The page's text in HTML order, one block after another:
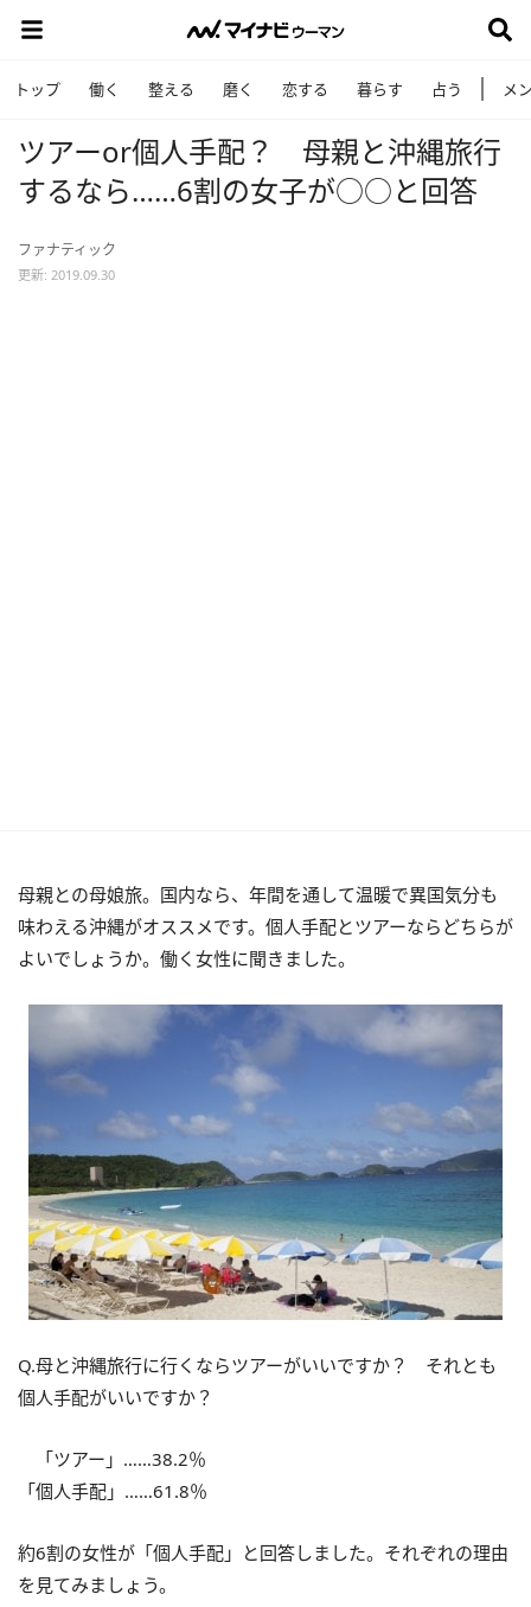
トップ 働く 整える 磨く 恋する 暮らす 占う メ
ツアーor個人手配？ 母親と沖縄旅行
するなら……6割の女子が○○と回答
ファナティック
更新: 2019.09.30
母親との母娘旅。国内なら、年間を通して温暖で異国気分も
味わえる沖縄がオススメです。個人手配とツアーならどちらが
よいでしょうか。働く女性に聞きました。
Q.母と沖縄旅行に行くならツアーがいいですか？ それとも
個人手配がいいですか？
「ツアー」……38.2％
「個人手配」……61.8％
約6割の女性が「個人手配」と回答しました。それぞれの理由
を見てみましょう。